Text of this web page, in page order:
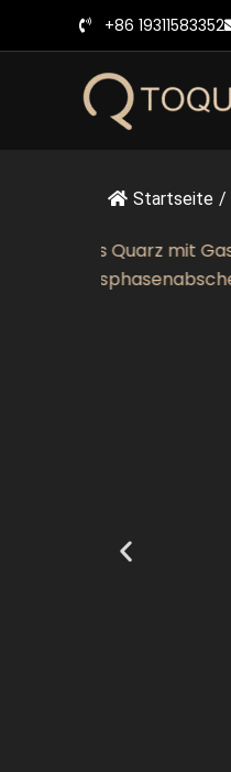
+86 19311583352
Startseite /